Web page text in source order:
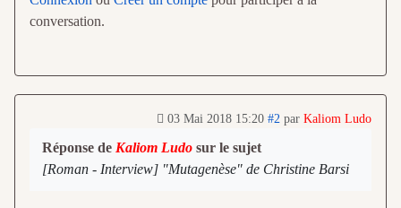
conversation.
03 Mai 2018 15:20 #2 par Kaliom Ludo
Réponse de Kaliom Ludo sur le sujet
[Roman - Interview] "Mutagenèse" de Christine Barsi